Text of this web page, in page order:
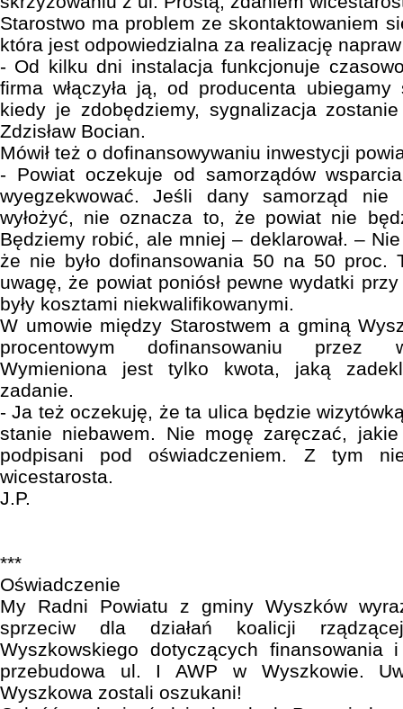
Starostwo ma problem ze skontaktowaniem
która jest odpowiedzialna za realizację
- Od kilku dni instalacja funkcjonuje
firma włączyła ją, od producenta
kiedy je zdobędziemy, sygnalizacja
Zdzisław Bocian.
Mówił też o dofinansowywaniu inwestycji
- Powiat oczekuje od samorządów
wyegzekwować. Jeśli dany samorząd nie
wyłożyć, nie oznacza to, że powiat nie
Będziemy robić, ale mniej – deklarował. –
że nie było dofinansowania 50 na 50 proc.
uwagę, że powiat poniósł pewne wydatki
były kosztami niekwalifikowanymi.
W umowie między Starostwem a gminą
procentowym dofinansowaniu przez
Wymieniona jest tylko kwota, jaką
zadanie.
- Ja też oczekuję, że ta ulica będzie
stanie niebawem. Nie mogę zaręczać,
podpisani pod oświadczeniem. Z tym
wicestarosta.
J.P.
***
Oświadczenie
My Radni Powiatu z gminy Wyszków
sprzeciw dla działań koalicji
Wyszkowskiego dotyczących
przebudowa ul. I AWP w Wyszkowie.
Wyszkowa zostali oszukani!